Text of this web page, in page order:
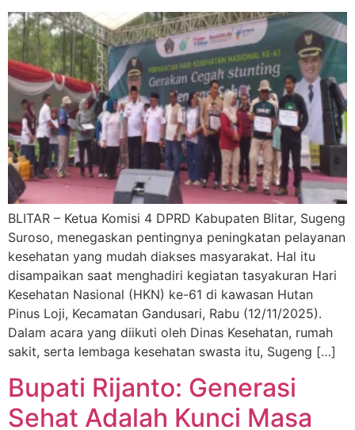
BLITAR – Ketua Komisi 4 DPRD Kabupaten Blitar, Sugeng
Suroso, menegaskan pentingnya peningkatan pelayanan
kesehatan yang mudah diakses masyarakat. Hal itu
disampaikan saat menghadiri kegiatan tasyakuran Hari
Kesehatan Nasional (HKN) ke-61 di kawasan Hutan
Pinus Loji, Kecamatan Gandusari, Rabu (12/11/2025).
Dalam acara yang diikuti oleh Dinas Kesehatan, rumah
sakit, serta lembaga kesehatan swasta itu, Sugeng […]
Bupati Rijanto: Generasi
Sehat Adalah Kunci Masa